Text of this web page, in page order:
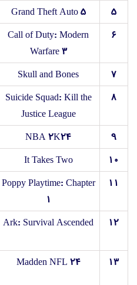
۵ Grand Theft Auto 5
۶
Call of Duty: Modern
Warfare 3
۷
Skull and Bones
۸
Suicide Squad: Kill the
Justice League
۹ NBA 2K24
۱۰
It Takes Two
۱۱
Poppy Playtime: Chapter
1
۱۲ Ark: Survival Ascended
۱۳
Madden NFL 24